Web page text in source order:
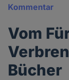
Kommentar
Vom
Bücher